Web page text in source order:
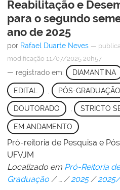
Reabilitação e
para o segundo
ano de 2025
por Rafael Duarte Neves —
modificação 11/07/2025 20h57
— registrado em: DIAMANTINA
EDITAL PÓS-GRADUAÇÃO
DOUTORADO , STRICTO
EM ANDAMENTO
Pró-reitoria de Pesquisa e
UFVJM
Localizado em Pró-Reitoria
Graduação /… /2025 /